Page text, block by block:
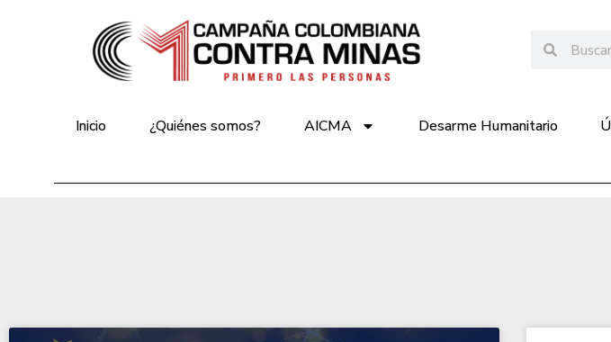
Inicio ¿Quiénes somos? AICMA Desarme Humanitario